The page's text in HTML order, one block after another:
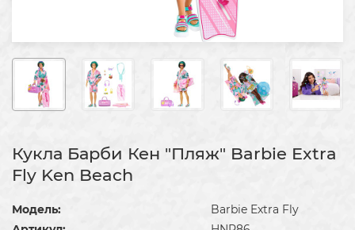
Кукла Барби Кен "Пляж" Barbie Extra
Fly Ken Beach
Модель:
Barbie Extra Fly